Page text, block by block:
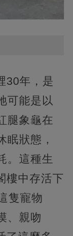
30年，是
可能是以
腿象龜在
眠狀態，
。這種生
樓中存活下
隻寵物
、親吻